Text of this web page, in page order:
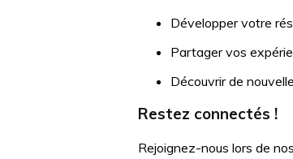
Développer votre
Partager vos
Découvrir de
Restez connectés !
Rejoignez-nous lors de